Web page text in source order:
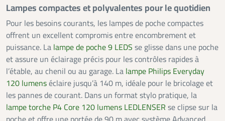
Lampes compactes et polyvalentes pour le quotidien
Pour les besoins courants, les lampes de poche compactes
offrent un excellent compromis entre encombrement et
puissance. La lampe de poche 9 LEDS se glisse dans une poche
et assure un éclairage précis pour les contrôles rapides à
l’étable, au chenil ou au garage. La lampe Philips Everyday
120 lumenséclaire jusqu’à 140 m, idéale pour le bricolage et
les pannes de courant. Dans un format stylo pratique, la
lampe torche P4 Core 120 lumens LEDLENSER se clipse sur la